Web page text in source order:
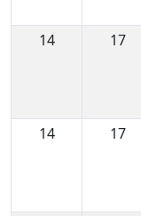
14
17
14
17